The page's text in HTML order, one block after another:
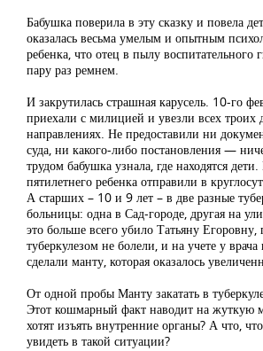
Бабушка поверила в эту сказку и повела
оказалась весьма умелым и опытным
ребенка, что отец в пылу воспитательного
пару раз ремнем.
И закрутилась страшная карусель. 10-го
приехали с милицией и увезли всех троих
направлениях. Не предоставили ни
суда, ни какого-либо постановления —
трудом бабушка узнала, где находятся
пятилетнего ребенка отправили в
А старших – 10 и 9 лет – в две разные
больницы: одна в Сад-городе, другая на
это больше всего убило Татьяну Егоровну,
туберкулезом не болели, и на учете у
сделали манту, которая оказалось
От одной пробы Манту закатать в
Этот кошмарный факт наводит на жуткую
хотят изъять внутренние органы? А что,
увидеть в такой ситуации?